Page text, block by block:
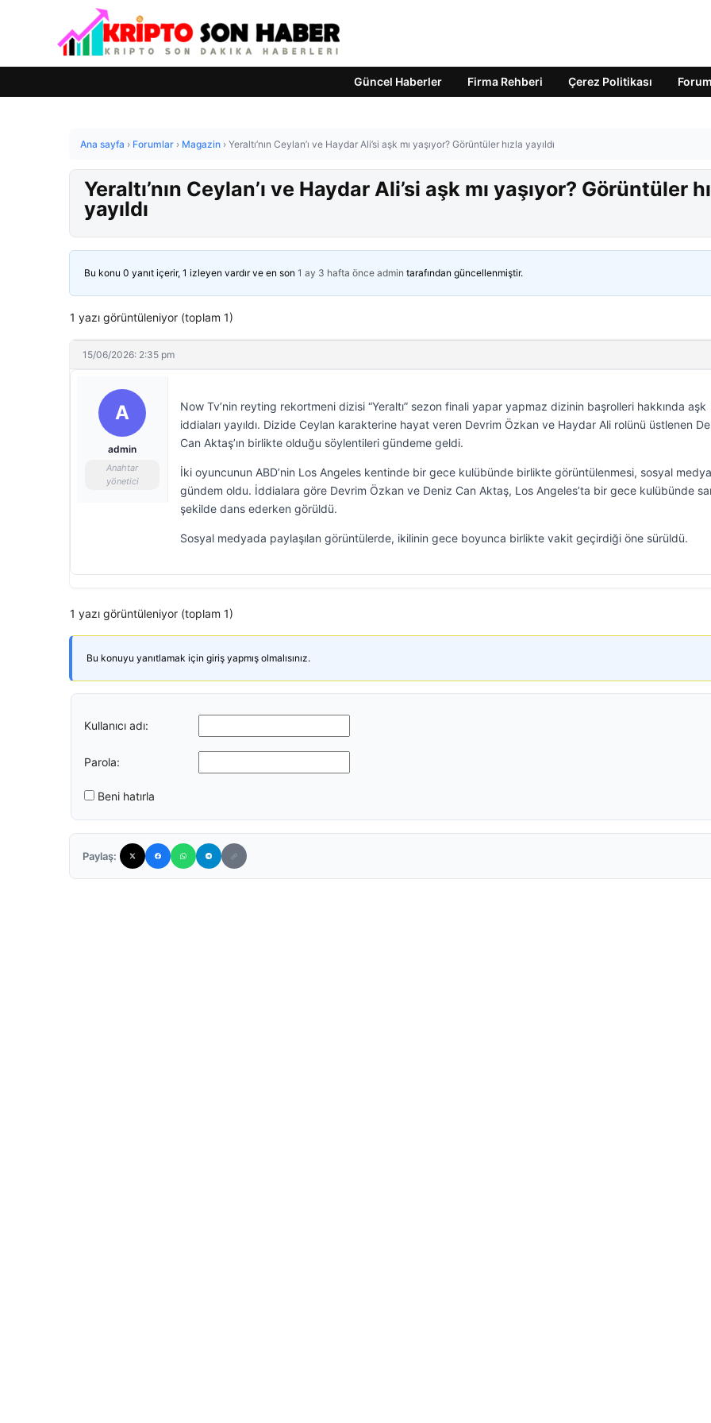
Güncel Haberler Firma Rehberi Çerez Politikası Forum
Ana sayfa › Forumlar › Magazin › Yeraltı’nın Ceylan’ı ve Haydar Ali’si aşk mı yaşıyor? Görüntüler hızla yayıldı
Yeraltı’nın Ceylan’ı ve Haydar Ali’si aşk mı yaşıyor? Görüntüler
yayıldı
Bu konu 0 yanıt içerir, 1 izleyen vardır ve en son 1 ay 3 hafta önce admin tarafından güncellenmiştir.
1 yazı görüntüleniyor (toplam 1)
15/06/2026: 2:35 pm
A
admin
Anahtar
yönetici
Now Tv’nin reyting rekortmeni dizisi “Yeraltı” sezon finali yapar yapmaz dizinin başrolleri hakkında aşk
iddiaları yayıldı. Dizide Ceylan karakterine hayat veren Devrim Özkan ve Haydar Ali rolünü üstlenen
Can Aktaş’ın birlikte olduğu söylentileri gündeme geldi.
İki oyuncunun ABD’nin Los Angeles kentinde bir gece kulübünde birlikte görüntülenmesi, sosyal
gündem oldu. İddialara göre Devrim Özkan ve Deniz Can Aktaş, Los Angeles’ta bir gece kulübünde
şekilde dans ederken görüldü.
Sosyal medyada paylaşılan görüntülerde, ikilinin gece boyunca birlikte vakit geçirdiği öne sürüldü.
1 yazı görüntüleniyor (toplam 1)
Bu konuyu yanıtlamak için giriş yapmış olmalısınız.
Kullanıcı adı:
Parola:
Beni hatırla
Paylaş: